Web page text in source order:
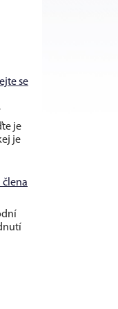
se
je
je
člena